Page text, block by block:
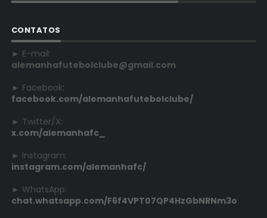
CONTATOS
► E-mail:
alemanhafutebolclube@gmail.com
► Facebook:
facebook.com/alemanhafutebolclube/
► Twitter/X:
x.com/alemanhafc_
► Instagram:
instagram.com/alemanhafc/
► WhatsApp:
chat.whatsapp.com/F6f4VPT07QP4HzGbNRNm3o